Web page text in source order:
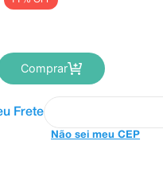
Comprar
Não sei meu CEP